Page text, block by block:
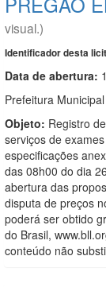
visual.)
Identificador desta
Data de abertura:
Prefeitura
Objeto: Registro
serviços de
especificações
das 08h00 do dia
abertura das
disputa de preços
poderá ser obtido
do Brasil,
conteúdo não